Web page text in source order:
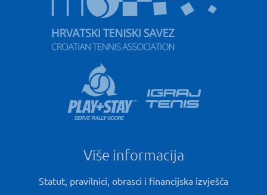
Više informacija
Statut, pravilnici, obrasci i financijska izvješća